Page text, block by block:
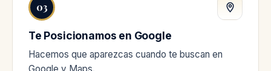
03
Te Posicionamos en Google
Hacemos que aparezcas cuando te buscan en
Google y Maps.